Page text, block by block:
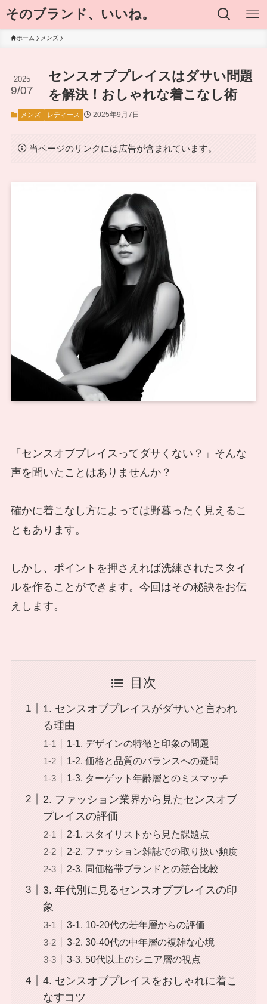
そのブランド、いいね。
ホーム メンズ
センスオブプレイスはダサい問題
を解決！おしゃれな着こなし術
2025
9/07
メンズ レディース 2025年9月7日
当ページのリンクには広告が含まれています。
「センスオブプレイスってダサくない？」そんな
声を聞いたことはありませんか？
確かに着こなし方によっては野暮ったく見えるこ
ともあります。
しかし、ポイントを押さえれば洗練されたスタイ
ルを作ることができます。今回はその秘訣をお伝
えします。
目次
1. センスオブプレイスがダサいと言われ
る理由
1-1. デザインの特徴と印象の問題
1-2. 価格と品質のバランスへの疑問
1-3. ターゲット年齢層とのミスマッチ
2. ファッション業界から見たセンスオブ
プレイスの評価
2-1. スタイリストから見た課題点
2-2. ファッション雑誌での取り扱い頻度
2-3. 同価格帯ブランドとの競合比較
3. 年代別に見るセンスオブプレイスの印
象
3-1. 10-20代の若年層からの評価
3-2. 30-40代の中年層の複雑な心境
3-3. 50代以上のシニア層の視点
4. センスオブプレイスをおしゃれに着こ
なすコツ